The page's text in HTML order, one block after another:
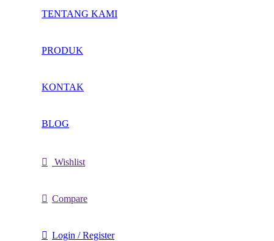
TENTANG KAMI
PRODUK
KONTAK
BLOG
Wishlist
Compare
Login / Register